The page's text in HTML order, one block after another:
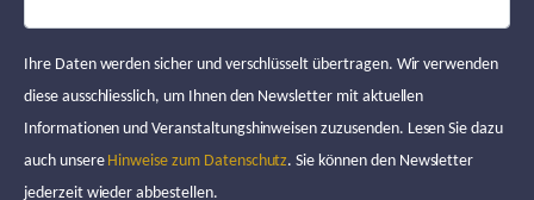
Ihre Daten werden sicher und verschlüsselt übertragen. Wir verwenden
diese ausschliesslich, um Ihnen den Newsletter mit aktuellen
Informationen und Veranstaltungshinweisen zuzusenden. Lesen Sie dazu
auch unsere Hinweise zum Datenschutz. Sie können den Newsletter
jederzeit wieder abbestellen.